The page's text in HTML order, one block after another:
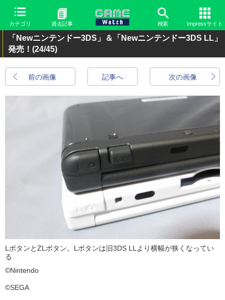
カテゴリ 過去記事 検索 Impressサイト
「Newニンテンドー3DS」＆「Newニンテンドー3DS LL」
発売！ (24/45)
前の画像 次の画像
記事へ
LボタンとZLボタン。Lボタンは旧3DS LLより横幅が狭くなってい
る
©Nintendo
©SEGA